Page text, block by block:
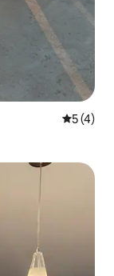
5 de
5 (4)